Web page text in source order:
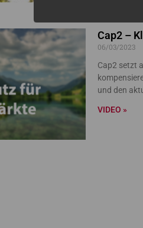
Cap2 –
06/03/2023
Cap2 setzt
und den
VIDEO »